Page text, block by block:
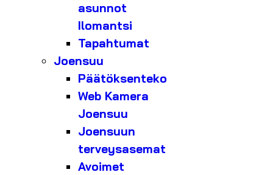
asunnot
Ilomantsi
Tapahtumat
Joensuu
Päätöksenteko
Web Kamera
Joensuu
Joensuun
terveysasemat
Avoimet